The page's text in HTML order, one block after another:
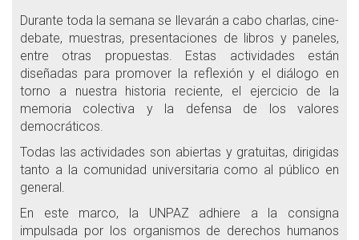
Durante toda la semana se llevarán a cabo charlas, cine-
debate, muestras, presentaciones de libros y paneles,
entre otras propuestas. Estas actividades están
diseñadas para promover la reflexión y el diálogo en
torno a nuestra historia reciente, el ejercicio de la
memoria colectiva y la defensa de los valores
democráticos.
Todas las actividades son abiertas y gratuitas, dirigidas
tanto a la comunidad universitaria como al público en
general.
En este marco, la UNPAZ adhiere a la consigna
impulsada por los organismos de derechos humanos